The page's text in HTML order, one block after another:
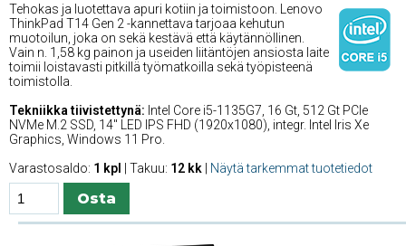
Tehokas ja luotettava apuri kotiin ja toimistoon. Lenovo
ThinkPad T14 Gen 2 -kannettava tarjoaa kehutun
muotoilun, joka on sekä kestävä että käytännöllinen.
Vain n. 1,58 kg painon ja useiden liitäntöjen ansiosta laite
toimii loistavasti pitkillä työmatkoilla sekä työpisteenä
toimistolla.
Tekniikka tiivistettynä: Intel Core i5-1135G7, 16 Gt, 512 Gt PCIe
NVMe M.2 SSD, 14'' LED IPS FHD (1920x1080), integr. Intel Iris Xe
Graphics, Windows 11 Pro.
Varastosaldo: 1 kpl | Takuu: 12 kk Näytä tarkemmat tuotetiedot